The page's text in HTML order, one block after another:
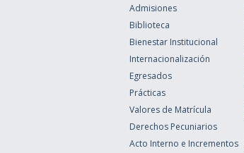
Admisiones
Biblioteca
Bienestar Institucional
Internacionalización
Egresados
Prácticas
Valores de Matrícula
Derechos Pecuniarios
Acto Interno e Incrementos